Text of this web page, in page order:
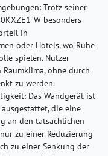
Trotz seiner
W besonders
in
oder Hotels, wo Ruhe
spielen. Nutzer
ohne durch
zu werden.
Das Wandgerät ist
die eine
an den tatsächlichen
zu einer Reduzierung
zu einer Senkung der